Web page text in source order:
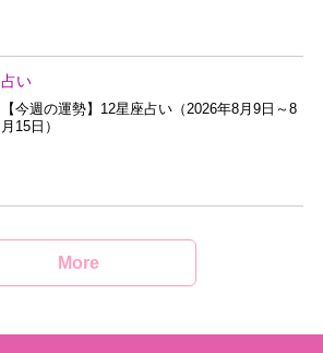
占い
【今週の運勢】12星座占い（2026年8月9日～8
月15日）
More